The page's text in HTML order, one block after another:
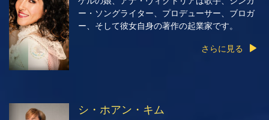
ー・ソングライター、プロデューサー、ブロガ
ー、そして彼女自身の著作の起業家です。
さらに見る
シ・ホアン・キム